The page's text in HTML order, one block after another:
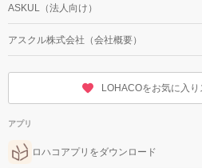
ASKUL（法人向け）
アスクル株式会社（会社概要）
LOHACOをお気に入
アプリ
ロハコアプリをダウンロード